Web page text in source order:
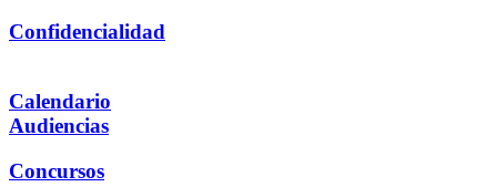
Confidencialidad
Calendario
Audiencias
Concursos